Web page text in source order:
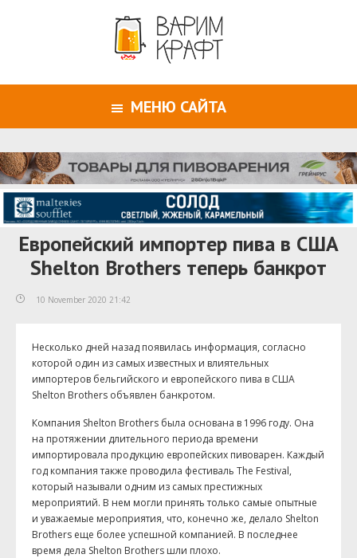
МЕНЮ САЙТА
Европейский импортер пива в США
Shelton Brothers теперь банкрот
10 November 2020 21:42
Несколько дней назад появилась информация, согласно
которой один из самых известных и влиятельных
импортеров бельгийского и европейского пива в США
Shelton Brothers объявлен банкротом.
Компания Shelton Brothers была основана в 1996 году. Она
на протяжении длительного периода времени
импортировала продукцию европейских пивоварен. Каждый
год компания также проводила фестиваль The Festival,
который называли одним из самых престижных
мероприятий. В нем могли принять только самые опытные
и уважаемые мероприятия, что, конечно же, делало Shelton
Brothers еще более успешной компанией. В последнее
время дела Shelton Brothers шли плохо.